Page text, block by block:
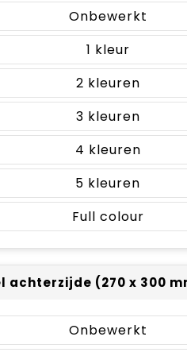
Onbewerkt
1
2
3
4
5
Full colour
achterzijde (270 x 300
Onbewerkt